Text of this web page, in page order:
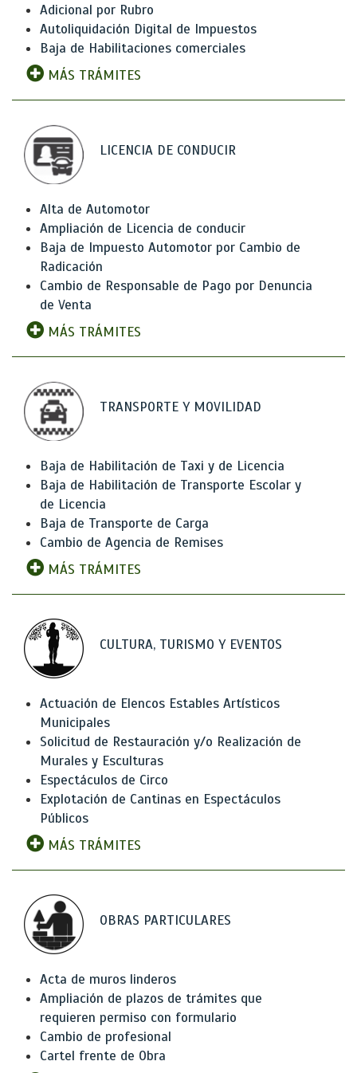
Adicional por Rubro
Autoliquidación Digital de Impuestos
Baja de Habilitaciones comerciales
MÁS TRÁMITES
LICENCIA DE CONDUCIR
Alta de Automotor
Ampliación de Licencia de conducir
Baja de Impuesto Automotor por Cambio de
Radicación
Cambio de Responsable de Pago por Denuncia
de Venta
MÁS TRÁMITES
TRANSPORTE Y MOVILIDAD
Baja de Habilitación de Taxi y de Licencia
Baja de Habilitación de Transporte Escolar y
de Licencia
Baja de Transporte de Carga
Cambio de Agencia de Remises
MÁS TRÁMITES
CULTURA, TURISMO Y EVENTOS
Actuación de Elencos Estables Artísticos
Municipales
Solicitud de Restauración y/o Realización de
Murales y Esculturas
Espectáculos de Circo
Explotación de Cantinas en Espectáculos
Públicos
MÁS TRÁMITES
OBRAS PARTICULARES
Acta de muros linderos
Ampliación de plazos de trámites que
requieren permiso con formulario
Cambio de profesional
Cartel frente de Obra